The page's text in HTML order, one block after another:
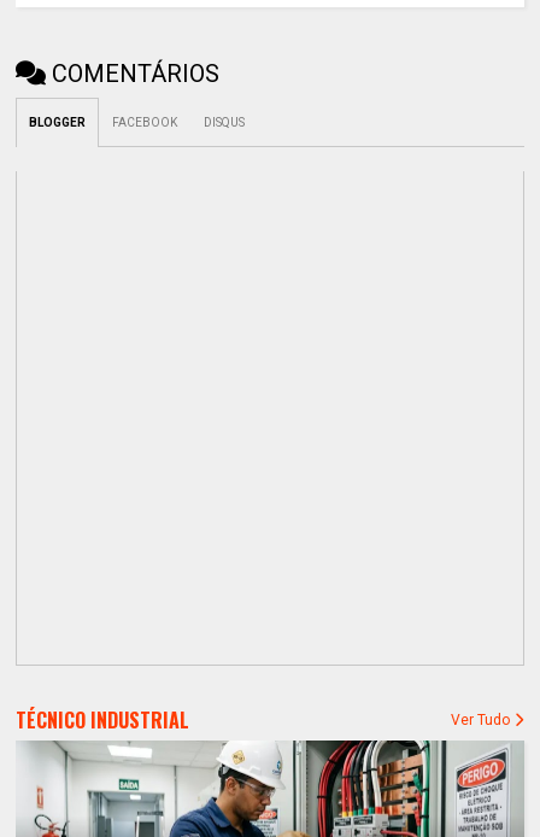
COMENTÁRIOS
BLOGGER FACEBOOK DISQUS
TÉCNICO INDUSTRIAL Ver Tudo